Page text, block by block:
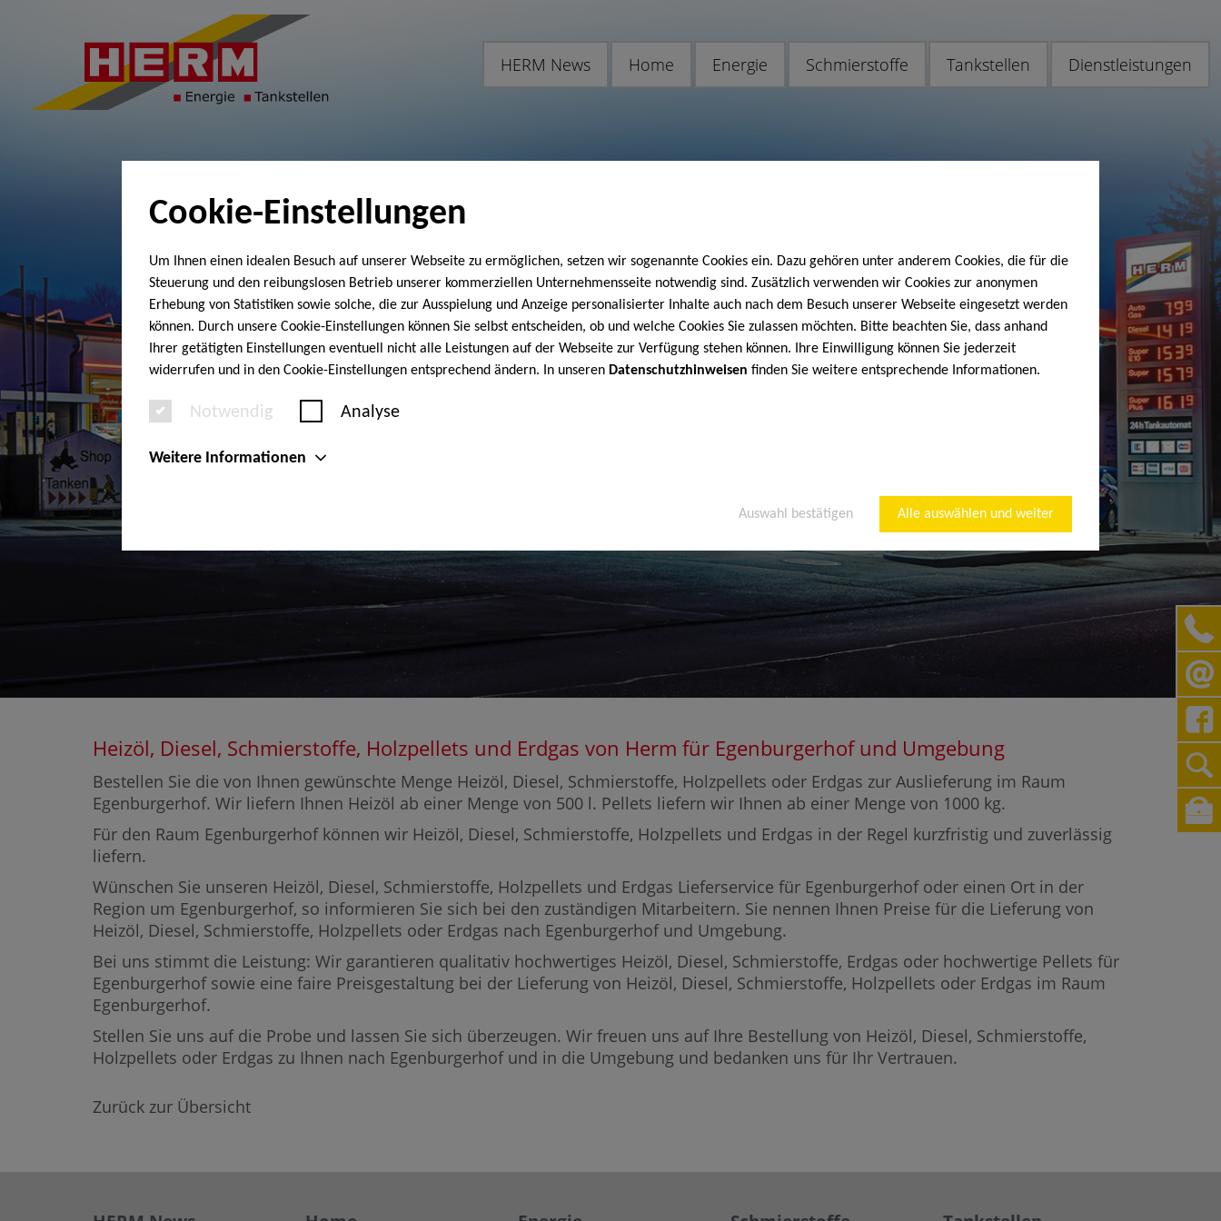
Cookie-Einstellungen
Um Ihnen einen idealen Besuch auf unserer Webseite zu ermöglichen, setzen wir sogenannte Cookies ein. Dazu gehören unter anderem Cookies, die für die
Steuerung und den reibungslosen Betrieb unserer kommerziellen Unternehmensseite notwendig sind. Zusätzlich verwenden wir Cookies zur anonymen
Erhebung von Statistiken sowie solche, die zur Ausspielung und Anzeige personalisierter Inhalte auch nach dem Besuch unserer Webseite eingesetzt werden
können. Durch unsere Cookie-Einstellungen können Sie selbst entscheiden, ob und welche Cookies Sie zulassen möchten. Bitte beachten Sie, dass anhand
Ihrer getätigten Einstellungen eventuell nicht alle Leistungen auf der Webseite zur Verfügung stehen können. Ihre Einwilligung können Sie jederzeit
widerrufen und in den Cookie-Einstellungen entsprechend ändern. In unseren Datenschutzhinweisen finden Sie weitere entsprechende Informationen.
Notwendig Analyse
Weitere Informationen
Auswahl bestätigen Alle auswählen und weiter
HERM News Home Energie Schmierstoffe Tankstellen Dienstleistungen
Heizöl, Diesel, Schmierstoffe, Holzpellets und Erdgas von Herm für Egenburgerhof und Umgebung
Bestellen Sie die von Ihnen gewünschte Menge Heizöl, Diesel, Schmierstoffe, Holzpellets oder Erdgas zur Auslieferung im Raum
Egenburgerhof. Wir liefern Ihnen Heizöl ab einer Menge von 500 l. Pellets liefern wir Ihnen ab einer Menge von 1000 kg.
Für den Raum Egenburgerhof können wir Heizöl, Diesel, Schmierstoffe, Holzpellets und Erdgas in der Regel kurzfristig und zuverlässig
liefern.
Wünschen Sie unseren Heizöl, Diesel, Schmierstoffe, Holzpellets und Erdgas Lieferservice für Egenburgerhof oder einen Ort in der
Region um Egenburgerhof, so informieren Sie sich bei den zuständigen Mitarbeitern. Sie nennen Ihnen Preise für die Lieferung von
Heizöl, Diesel, Schmierstoffe, Holzpellets oder Erdgas nach Egenburgerhof und Umgebung.
Bei uns stimmt die Leistung: Wir garantieren qualitativ hochwertiges Heizöl, Diesel, Schmierstoffe, Erdgas oder hochwertige Pellets für
Egenburgerhof sowie eine faire Preisgestaltung bei der Lieferung von Heizöl, Diesel, Schmierstoffe, Holzpellets oder Erdgas im Raum
Egenburgerhof.
Stellen Sie uns auf die Probe und lassen Sie sich überzeugen. Wir freuen uns auf Ihre Bestellung von Heizöl, Diesel, Schmierstoffe,
Holzpellets oder Erdgas zu Ihnen nach Egenburgerhof und in die Umgebung und bedanken uns für Ihr Vertrauen.
Zurück zur Übersicht